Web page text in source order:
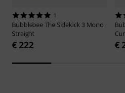
1
BubblebeeThe Sidekick 3 Mono
Straight
€ 222 €